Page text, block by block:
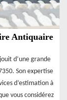
Antiquaire
d’une grande
Son expertise
d’estimation à
vous considérez